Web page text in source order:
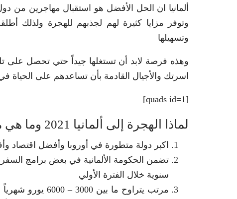
ألمانيا ان الحل الأفضل هو استقبال مهاجرين من
وتوفر مزايا كثيرة لهم لجذبهم للهجرة ولذلك
وتسهيلها
وهذه فرصة لابد أن تستغلها جيداً حتي تحصل على
اسرتك والأجيال القادمة بأن تساعدهم على الحياة في
[quads id=1]
لماذا الهجرة إلى ألمانيا 2021 وما هي مزاياها؟
اكبر دولة متطورة في أوروبا وأفضل اقتصاد
تضمن الحكومة الألمانية في بعض برامج السفر
سنوية خلال الفترة الأولي
مرتب يتراوح ما